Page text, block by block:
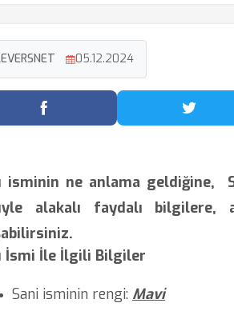
05.12.2024
Facebook'ta Paylaş
isminin ne anlama geldiğine,
alakalı faydalı bilgilere,
İsmi İle İlgili Bilgiler
Sani isminin rengi: Mavi